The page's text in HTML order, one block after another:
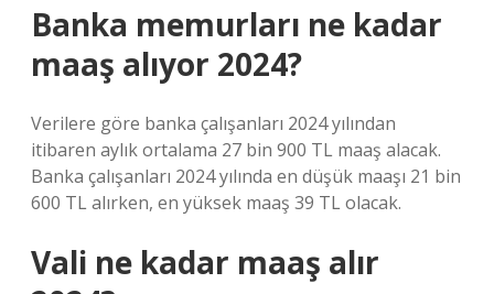
Banka memurları ne kadar
maaş alıyor 2024?
Verilere göre banka çalışanları 2024 yılından
itibaren aylık ortalama 27 bin 900 TL maaş alacak.
Banka çalışanları 2024 yılında en düşük maaşı 21 bin
600 TL alırken, en yüksek maaş 39 TL olacak.
Vali ne kadar maaş alır